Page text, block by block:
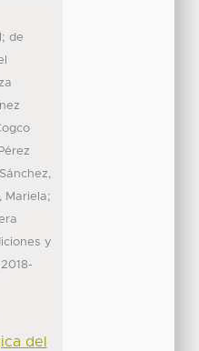
; de
Pérez
Mariela;
y
2018-
del